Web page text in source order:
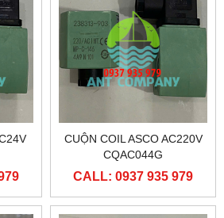
CUỘN COIL ASCO AC220V
CQAC044G
CALL: 0937 935 979